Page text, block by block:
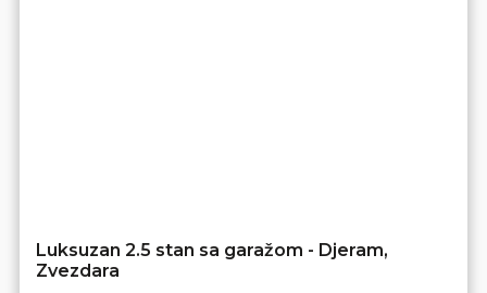
Luksuzan 2.5 stan sa garažom - Djeram,
Zvezdara